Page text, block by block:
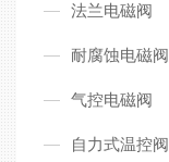
法兰电磁阀
耐腐蚀电磁阀
气控电磁阀
自力式温控阀